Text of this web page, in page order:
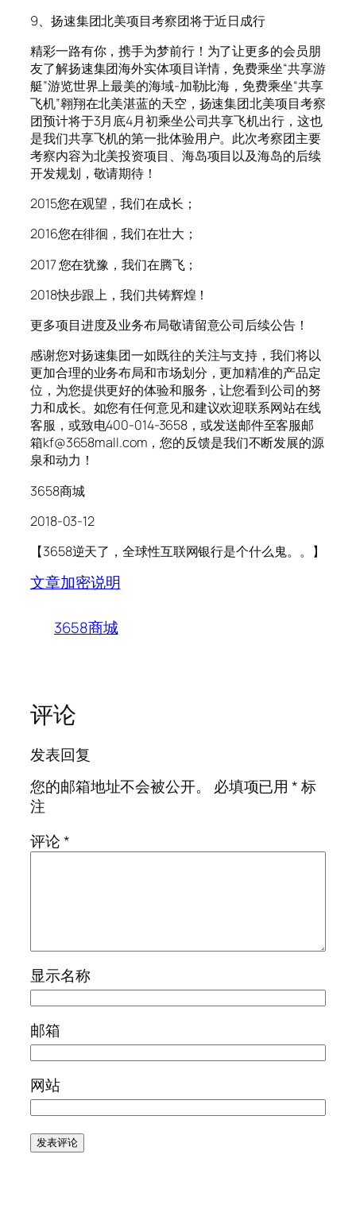
9、扬速集团北美项目考察团将于近日成行
精彩一路有你，携手为梦前行！为了让更多的会员朋
友了解扬速集团海外实体项目详情，免费乘坐“共享游
艇”游览世界上最美的海域-加勒比海，免费乘坐“共享
飞机”翱翔在北美湛蓝的天空，扬速集团北美项目考察
团预计将于3月底4月初乘坐公司共享飞机出行，这也
是我们共享飞机的第一批体验用户。此次考察团主要
考察内容为北美投资项目、海岛项目以及海岛的后续
开发规划，敬请期待！
2015您在观望，我们在成长；
2016您在徘徊，我们在壮大；
2017 您在犹豫，我们在腾飞；
2018快步跟上，我们共铸辉煌！
更多项目进度及业务布局敬请留意公司后续公告！
感谢您对扬速集团一如既往的关注与支持，我们将以
更加合理的业务布局和市场划分，更加精准的产品定
位，为您提供更好的体验和服务，让您看到公司的努
力和成长。如您有任何意见和建议欢迎联系网站在线
客服，或致电400-014-3658，或发送邮件至客服邮
箱kf@3658mall.com，您的反馈是我们不断发展的源
泉和动力！
3658商城
2018-03-12
【3658逆天了，全球性互联网银行是个什么鬼。。】
文章加密说明
3658商城
评论
发表回复
您的邮箱地址不会被公开。
必填项已用*标
注
评论*
显示名称
邮箱
网站